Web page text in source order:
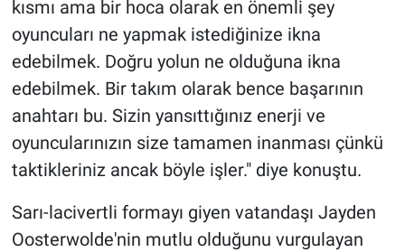
kısmı ama bir hoca olarak en önemli şey
oyuncuları ne yapmak istediğinize ikna
edebilmek. Doğru yolun ne olduğuna ikna
edebilmek. Bir takım olarak bence başarının
anahtarı bu. Sizin yansıttığınız enerji ve
oyuncularınızın size tamamen inanması çünkü
taktikleriniz ancak böyle işler." diye konuştu.
Sarı-lacivertli formayı giyen vatandaşı Jayden
Oosterwolde'nin mutlu olduğunu vurgulayan